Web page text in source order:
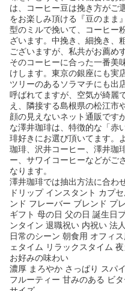
は、コーヒー豆は挽き方がご
をお楽しみ頂ける『豆のまま
型のミルで挽いて、コーヒー
ざいます。中挽き、細挽き、
ございますが、私共がお薦め
そのコーヒーに合った一番美
けします。東京の銀座にも実
ツリーのあるソラマチにも出
呼ばれてますが、空気が綺麗
え、隣接する島根県の松江市
顔の見えないネット通販です
な澤井珈琲は、特徴的な「赤
琲好きにお選び頂いてます。
珈琲、沢井コーヒー、澤井珈
ー、サワイコーヒーなどがご
なります。
澤井珈琲では抽出方法に合わ
ドリップ インスタント カプ
ンド フレーバー ブレンド プ
ギフト 母の日 父の日 誕生日
ンタイン 退職祝い 内祝い 法
日常のシーン 朝食用 オフィ
ェタイム リラックスタイム
お好みの味わい
濃厚 まろやか さっぱり スパ
フルーティー 甘みのある ビ